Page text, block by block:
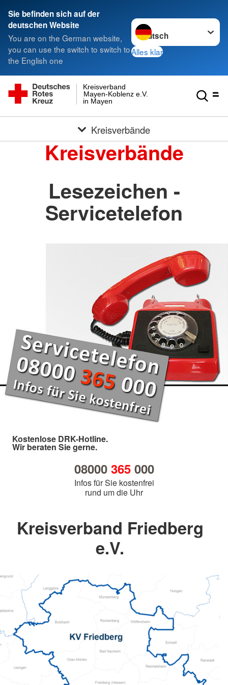
Sie befinden sich auf der
deutschen Website
You are on the German website,
you can use the switch to switch to
the English one
Sprache wechseln zu
Alles klar
in Mayen
Mayen-Koblenz e.V.
Kreisverband
Kreisverbände
Kreisverbände
Lesezeichen -
Servicetelefon
Kostenlose DRK-Hotline.
Wir beraten Sie gerne.
08000 365000
Infos für Sie kostenfrei
rund um die Uhr
Kreisverband Friedberg
e.V.